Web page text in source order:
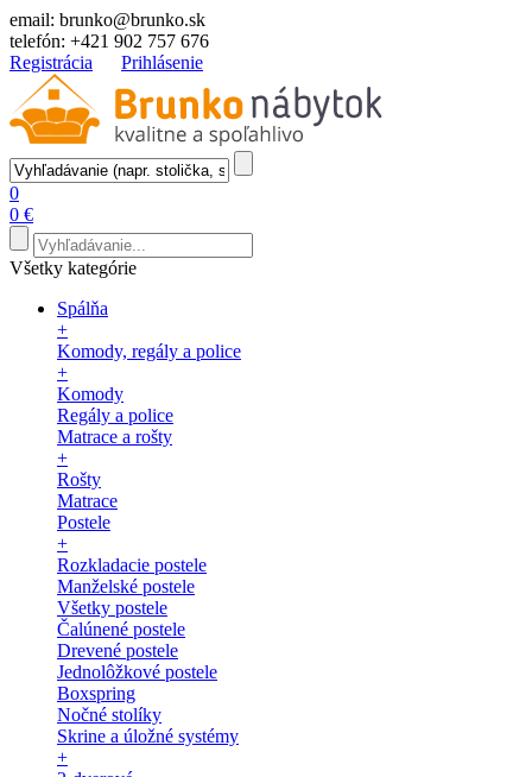
email: brunko@brunko.sk
telefón: +421 902 757 676
Registrácia
Prihlásenie
0
0 €
Všetky kategórie
Spálňa
+
Komody, regály a police
+
Komody
Regály a police
Matrace a rošty
+
Rošty
Matrace
Postele
+
Rozkladacie postele
Manželské postele
Všetky postele
Čalúnené postele
Drevené postele
Jednolôžkové postele
Boxspring
Nočné stolíky
Skrine a úložné systémy
+